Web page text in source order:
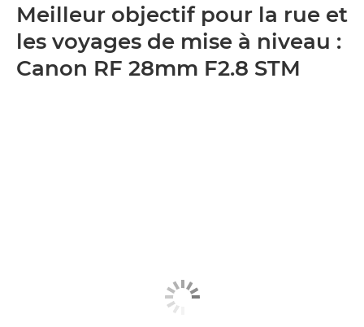
Meilleur objectif pour la rue et
les voyages de mise à niveau :
Canon RF 28mm F2.8 STM